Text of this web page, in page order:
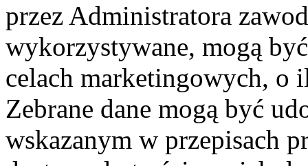
przez Administratora
wykorzystywane, mogą
celach marketingowych, o
Zebrane dane mogą być
wskazanym w przepisach